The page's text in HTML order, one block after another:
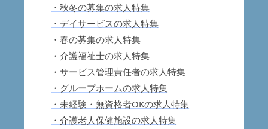
・秋冬の募集の求人特集
・デイサービスの求人特集
・春の募集の求人特集
・介護福祉士の求人特集
・サービス管理責任者の求人特集
・グループホームの求人特集
・未経験・無資格者OKの求人特集
・介護老人保健施設の求人特集